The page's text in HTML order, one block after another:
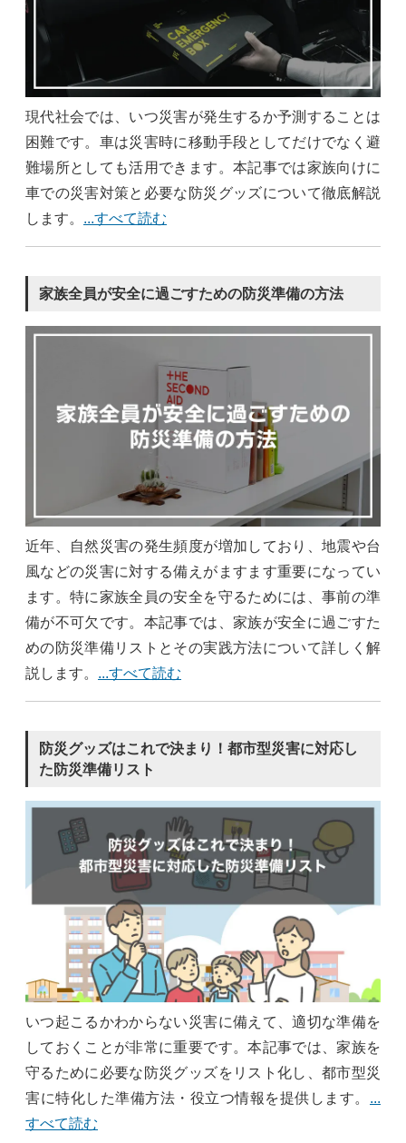
現代社会では、いつ災害が発生するか予測することは
困難です。車は災害時に移動手段としてだけでなく避
難場所としても活用できます。本記事では家族向けに
車での災害対策と必要な防災グッズについて徹底解説
します。 ...すべて読む
家族全員が安全に過ごすための防災準備の方法
近年、自然災害の発生頻度が増加しており、地震や台
風などの災害に対する備えがますます重要になってい
ます。特に家族全員の安全を守るためには、事前の準
備が不可欠です。本記事では、家族が安全に過ごすた
めの防災準備リストとその実践方法について詳しく解
説します。 ...すべて読む
防災グッズはこれで決まり！都市型災害に対応し
た防災準備リスト
いつ起こるかわからない災害に備えて、適切な準備を
しておくことが非常に重要です。本記事では、家族を
守るために必要な防災グッズをリスト化し、都市型災
害に特化した準備方法・役立つ情報を提供します。 ...
すべて読む